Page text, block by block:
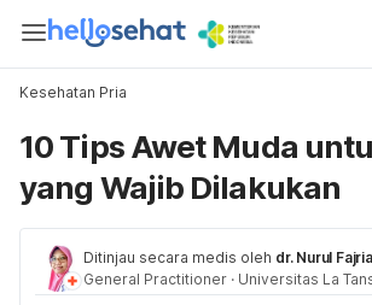
Kesehatan Pria
10 Tips Awet Muda
yang Wajib Dilakukan
Ditinjau secara medis oleh dr. Nurul
General Practitioner · Universitas La